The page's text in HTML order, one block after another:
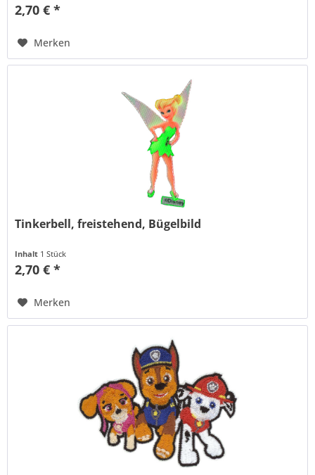
2,70 € *
Merken
Tinkerbell, freistehend, Bügelbild
Inhalt 1 Stück
2,70 € *
Merken